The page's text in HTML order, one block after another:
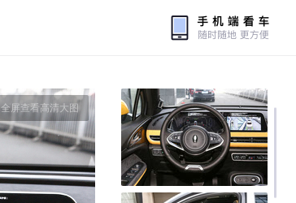
全屏查看高清大图